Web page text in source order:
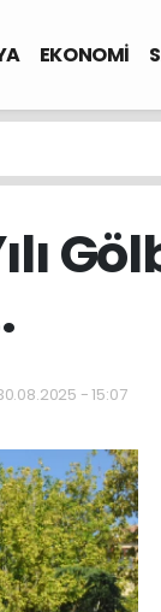
EKONOMİ
- 15:07